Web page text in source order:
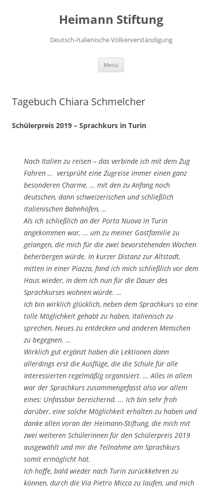
Heimann Stiftung
Deutsch-Italienische Völkerverständigung
Menü
Tagebuch Chiara Schmelcher
Schülerpreis 2019 – Sprachkurs in Turin
Nach Italien zu reisen – das verbinde ich mit dem Zug
Fahren … versprüht eine Zugreise immer einen ganz
besonderen Charme, … mit den zu Anfang noch
deutschen, dann schweizerischen und schließlich
italienischen Bahnhöfen, …
Als ich schließlich an der Porta Nuova in Turin
angekommen war, … um zu meiner Gastfamilie zu
gelangen, die mich für die zwei bevorstehenden Wochen
beherbergen würde. In kurzer Distanz zur Altstadt,
mitten in einer Piazza, fand ich mich schließlich vor dem
Haus wieder, in dem ich nun für die Dauer des
Sprachkurses wohnen würde. …
Ich bin wirklich glücklich, neben dem Sprachkurs so eine
tolle Möglichkeit gehabt zu haben, Italienisch zu
sprechen, Neues zu entdecken und anderen Menschen
zu begegnen. …
Wirklich gut ergänzt haben die Lektionen dann
allerdings erst die Ausflüge, die die Schule für alle
Interessierten regelmäßig organisiert. … Alles in allem
war der Sprachkurs zusammengefasst also vor allem
eines: Unfassbar bereichernd. … Ich bin sehr froh
darüber, eine solche Möglichkeit erhalten zu haben und
danke allen voran der Heimann-Stiftung, die mich mit
zwei weiteren Schülerinnen für den Schülerpreis 2019
ausgewählt und mir die Teilnahme am Sprachkurs
somit ermöglicht hat.
Ich hoffe, bald wieder nach Turin zurückkehren zu
können, durch die Via Pietro Micca zu laufen, und mich